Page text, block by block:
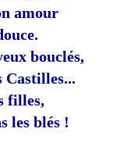
amour
bouclés,
Castilles...
filles,
les blés !